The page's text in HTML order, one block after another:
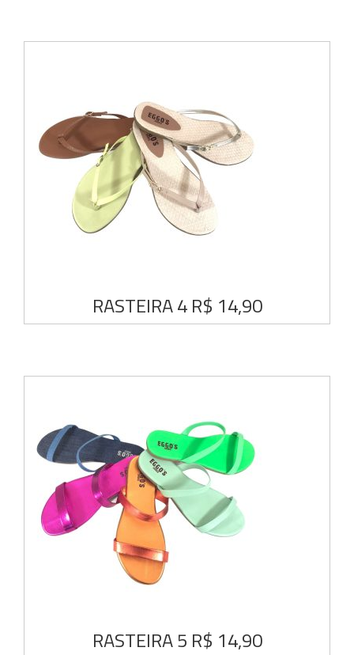
RASTEIRA 4 R$ 14,90
RASTEIRA 5 R$ 14,90